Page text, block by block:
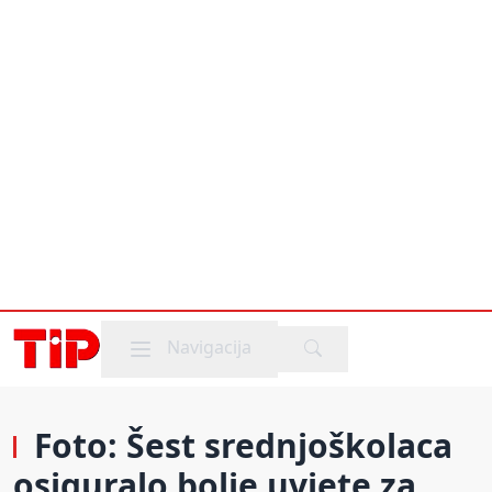
Mobile menu
Navigacija
Foto: Šest srednjoškolaca